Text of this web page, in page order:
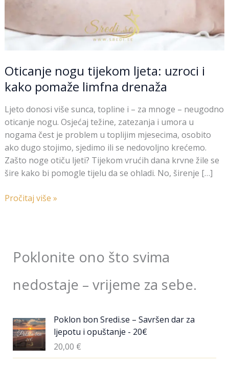
Oticanje nogu tijekom ljeta: uzroci i
kako pomaže limfna drenaža
Ljeto donosi više sunca, topline i – za mnoge – neugodno
oticanje nogu. Osjećaj težine, zatezanja i umora u
nogama čest je problem u toplijim mjesecima, osobito
ako dugo stojimo, sjedimo ili se nedovoljno krećemo.
Zašto noge otiču ljeti? Tijekom vrućih dana krvne žile se
šire kako bi pomogle tijelu da se ohladi. No, širenje […]
Pročitaj više »
Poklonite ono što svima
nedostaje – vrijeme za sebe.
Poklon bon Sredi.se – Savršen dar za
ljepotu i opuštanje - 20€
20,00 €